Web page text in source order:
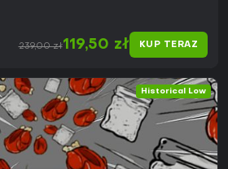
239,00 zł119,50 zł KUP TERAZ
Historical Low